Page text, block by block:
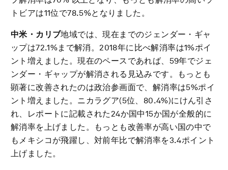
トビアは11位で78.5%となりました。
中米・カリブ地域では、現在までのジェンダー・ギャ
ップは72.1%まで解消。2018年に比べ解消率は1%ポイ
ント増えました。現在のペースであれば、59年でジェ
ンダー・ギャップが解消される見込みです。もっとも
顕著に改善されたのは政治参画面で、解消率は5%ポイ
ント増えました。ニカラグア(5位、80.4%)にけん引さ
れ、レポートに記載された24か国中15か国が全般的に
解消率を上げました。もっとも改善率が高い国の中で
もメキシコが飛躍し、対前年比で解消率を3.4ポイント
上げました。